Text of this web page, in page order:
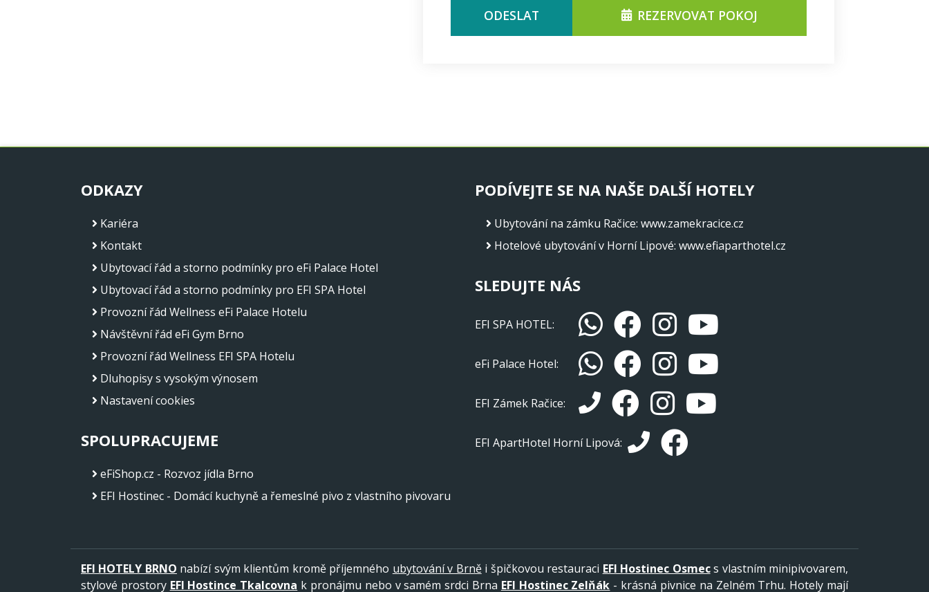
ODESLAT REZERVOVAT POKOJ
ODKAZY
Kariéra
Kontakt
Ubytovací řád a storno podmínky pro eFi Palace Hotel
Ubytovací řád a storno podmínky pro EFI SPA Hotel
Provozní řád Wellness eFi Palace Hotelu
Návštěvní řád eFi Gym Brno
Provozní řád Wellness EFI SPA Hotelu
Dluhopisy s vysokým výnosem
Nastavení cookies
SPOLUPRACUJEME
eFiShop.cz - Rozvoz jídla Brno
EFI Hostinec - Domácí kuchyně a řemeslné pivo z vlastního pivovaru
PODÍVEJTE SE NA NAŠE DALŠÍ HOTELY
Ubytování na zámku Račice: www.zamekracice.cz
Hotelové ubytování v Horní Lipové: www.efiaparthotel.cz
SLEDUJTE NÁS
EFI SPA HOTEL:
eFi Palace Hotel:
EFI Zámek Račice:
EFI ApartHotel Horní Lipová:
EFI HOTELY BRNO nabízí svým klientům kromě příjemného ubytování v Brněi špičkovou restauraci EFI Hostinec Osmecs vlastním minipivovarem,
stylové prostory EFI Hostince Tkalcovna k pronájmu nebo v samém srdci Brna EFI Hostinec Zelňák - krásná pivnice na Zelném Trhu. Hotely mají